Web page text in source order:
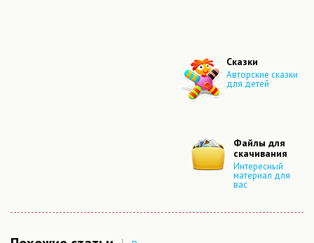
Сказки
Авторские сказки
для детей
Файлы для
скачивания
Интересный
материал для
вас